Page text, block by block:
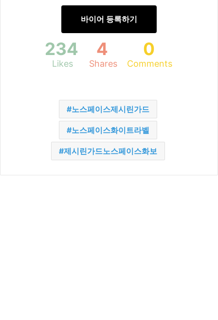
바이어 등록하기
234
Likes
4
Shares
0
Comments
노스페이스제시린가드
노스페이스화이트라벨
제시린가드노스페이스화보